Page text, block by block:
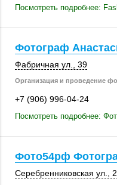
Посмотреть подробнее:
Фотограф
Фабричная ул., 39
Организация и проведение
+7 (906) 996-04-24
Посмотреть подробнее:
Фото54рф
Серебренниковская ул.,